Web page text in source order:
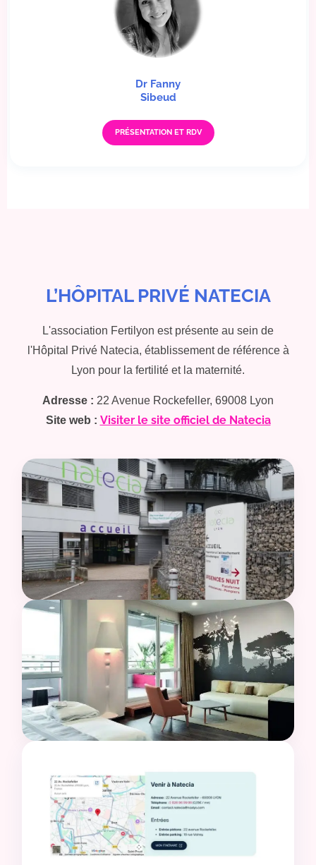
Dr Fanny
Sibeud
PRÉSENTATION ET RDV
L’HÔPITAL PRIVÉ NATECIA
L'association Fertilyon est présente au sein de
l'Hôpital Privé Natecia, établissement de référence à
Lyon pour la fertilité et la maternité.
Adresse : 22 Avenue Rockefeller, 69008 Lyon
Site web : Visiter le site officiel de Natecia